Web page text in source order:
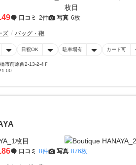
口コミ 2件 写真 6枚
ズ バッグ・鞄
日祝OK 駐車場有 カード可
市前原西2-13-2-4Ｆ
口コミ 8件 写真 876枚